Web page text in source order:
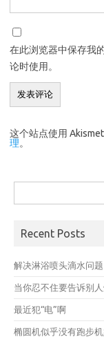
在此浏览器中保存我
论时使用。
这个站点使用
理。
索：
Recent Posts
解决淋浴喷头滴水问题
当你忍不住要告诉别
最近犯“电”啊
椭圆机似乎没有跑步